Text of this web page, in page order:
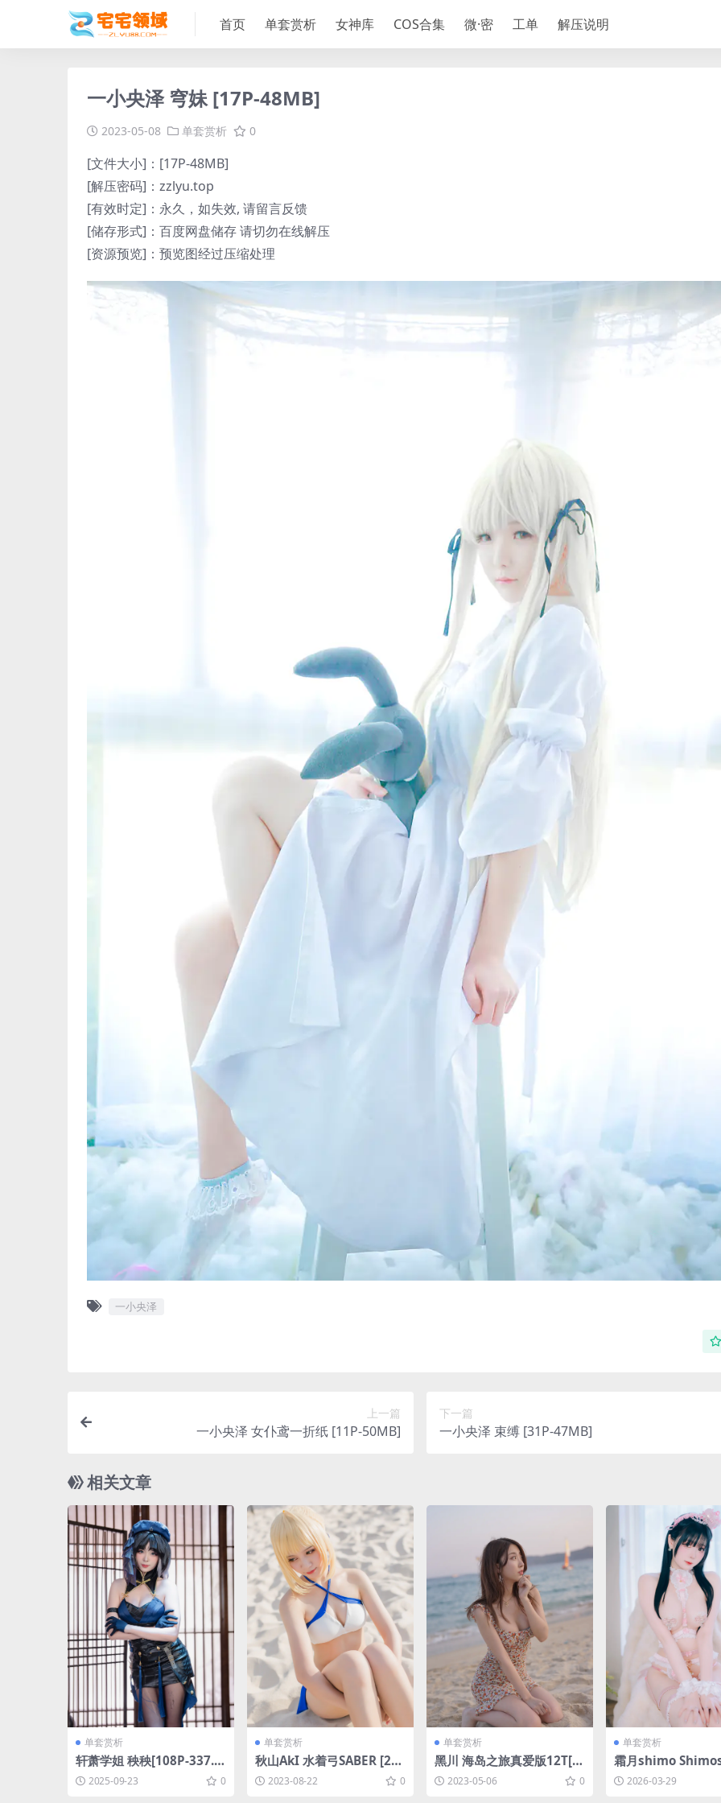
首页 单套赏析 女神库 COS合集 微·密 工单 解压说明
一小央泽 穹妹 [17P-48MB]
2023-05-08 单套赏析 0
[文件大小]：[17P-48MB]
[解压密码]：zzlyu.top
[有效时定]：永久，如失效, 请留言反馈
[储存形式]：百度网盘储存 请切勿在线解压
[资源预览]：预览图经过压缩处理
一小央泽
上一篇
一小央泽 女仆鸢一折纸 [11P-50MB]
下一篇
一小央泽 束缚 [31P-47MB]
相关文章
单套赏析
轩萧学姐 秧秧[108P-337.8
M]2025-09-23 0
单套赏析
秋山AkI 水着弓SABER [24
P-181MB]
2023-08-22 0
单套赏析
黑川 海岛之旅真爱版12T[2
43P-2.3GB]
2023-05-06 0
单套赏析
霜月shimo
026 Part.1[33P-
2026-03-29